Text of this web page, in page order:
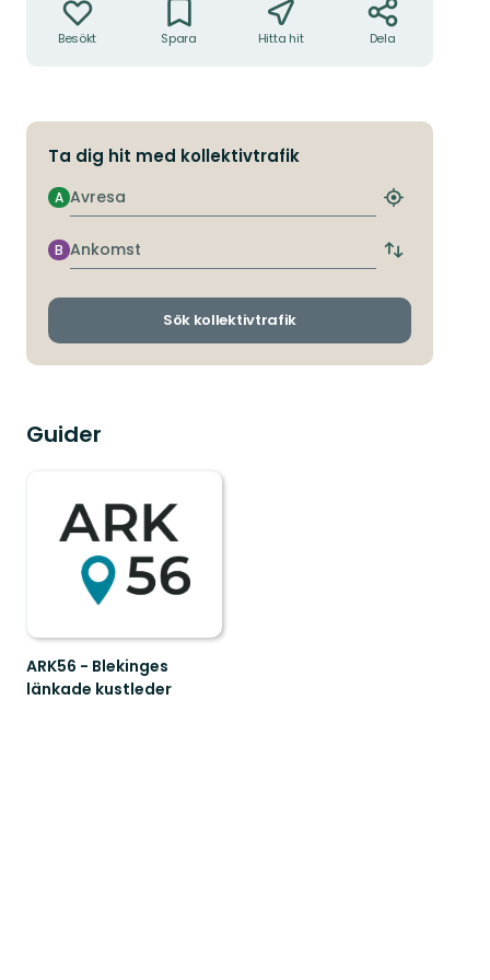
Besökt Spara Hitta hit Dela
Ta dig hit med kollektivtrafik
Avresa
A
Hitta
hållplats
Ankomst
B
Byt
och
Sök kollektivtrafik
Guider
ARK56 - Blekinges
länkade kustleder